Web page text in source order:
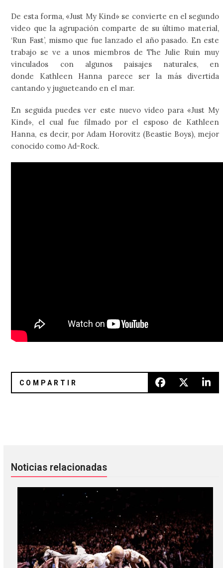
De esta forma, «Just My Kind» se convierte en el segundo
video que la agrupación comparte de su último material,
‘Run Fast’, mismo que fue lanzado el año pasado. En este
trabajo se ve a unos miembros de The Julie Ruin muy
vinculados con algunos paisajes naturales, en
donde Kathleen Hanna parece ser la más divertida
cantando y jugueteando en el mar.
En seguida puedes ver este nuevo video para «Just My
Kind», el cual fue filmado por el esposo de Kathleen
Hanna, es decir, por Adam Horovitz (Beastie Boys), mejor
conocido como Ad-Rock.
Noticias relacionadas